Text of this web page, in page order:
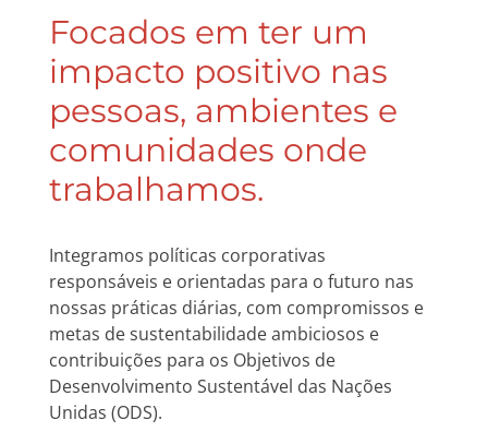
Focados em ter um
impacto positivo nas
pessoas, ambientes e
comunidades onde
trabalhamos.
Integramos políticas corporativas
responsáveis e orientadas para o futuro nas
nossas práticas diárias, com compromissos e
metas de sustentabilidade ambiciosos e
contribuições para os Objetivos de
Desenvolvimento Sustentável das Nações
Unidas (ODS).